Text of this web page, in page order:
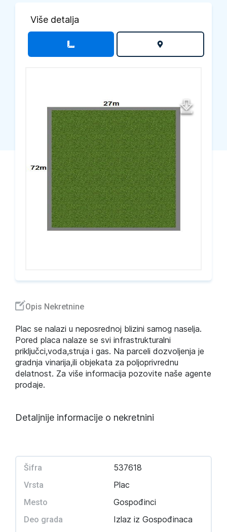
Više detalja
Opis Nekretnine
Plac se nalazi u neposrednoj blizini samog naselja.
Pored placa nalaze se svi infrastrukturalni
priključci,voda,struja i gas. Na parceli dozvoljenja je
gradnja vinarija,ili objekata za poljoprivrednu
delatnost. Za više informacija pozovite naše agente
prodaje.
Detaljnije informacije o nekretnini
Šifra 537618
Vrsta Plac
Mesto Gospođinci
Deo grada Izlaz iz Gospođinaca